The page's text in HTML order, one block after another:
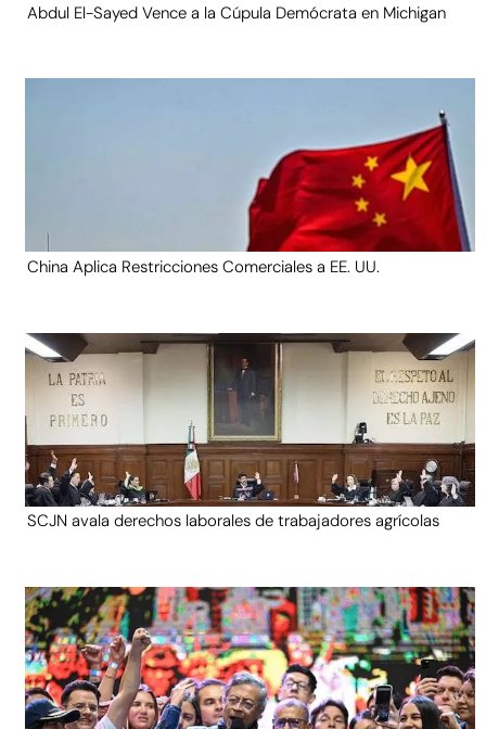
Abdul El-Sayed Vence a la Cúpula Demócrata en Michigan
China Aplica Restricciones Comerciales a EE. UU.
SCJN avala derechos laborales de trabajadores agrícolas